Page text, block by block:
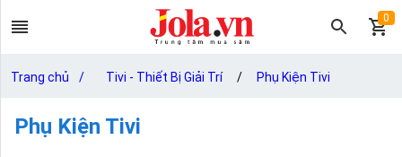
0
Trang chủ / Tivi - Thiết Bị Giải Trí / Phụ Kiện Tivi
Phụ Kiện Tivi